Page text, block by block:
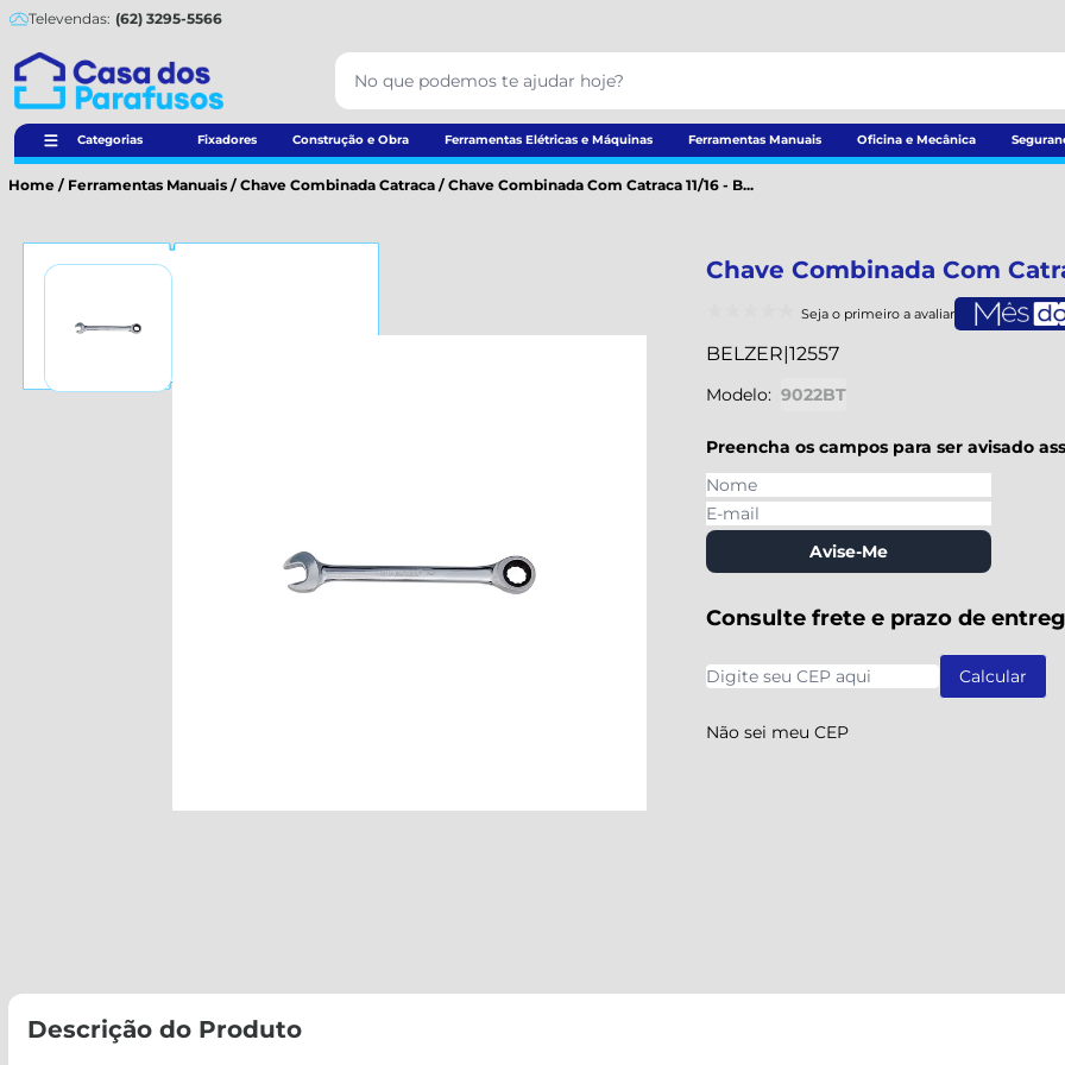
Televendas: (62) 3295-5566
Categorias Fixadores Construção e Obra Ferramentas Elétricas e Máquinas Ferramentas Manuais Oficina e Mecânica
Home / Ferramentas Manuais / Chave Combinada Catraca / Chave Combinada Com Catraca 11/16 - B...
Chave Combinada Com
Seja o primeiro a avaliar
BELZER|12557
Modelo: 9022BT
Preencha os campos para ser avisado
Avise-Me
Consulte frete e prazo de
Não sei meu CEP
Descrição do Produto